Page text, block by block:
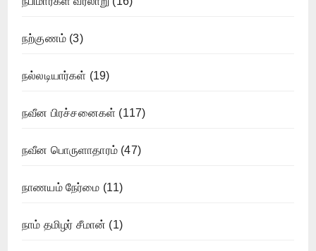
நற்குணம் (3)
நல்லடியார்கள் (19)
நவீன பிரச்சனைகள் (117)
நவீன பொருளாதாரம் (47)
நாணயம் நேர்மை (11)
நாம் தமிழர் சீமான் (1)